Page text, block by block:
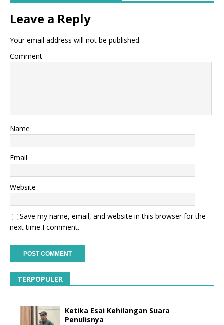
Leave a Reply
Your email address will not be published.
Comment
Name
Email
Website
Save my name, email, and website in this browser for the
next time I comment.
TERPOPULER
Ketika Esai Kehilangan Suara
Penulisnya